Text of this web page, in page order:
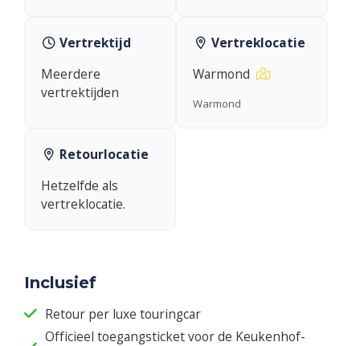
Vertrektijd
Meerdere
vertrektijden
Vertreklocatie
Warmond
Warmond
Retourlocatie
Hetzelfde als
vertreklocatie.
Inclusief
Retour per luxe touringcar
Officieel toegangsticket voor de Keukenhof-